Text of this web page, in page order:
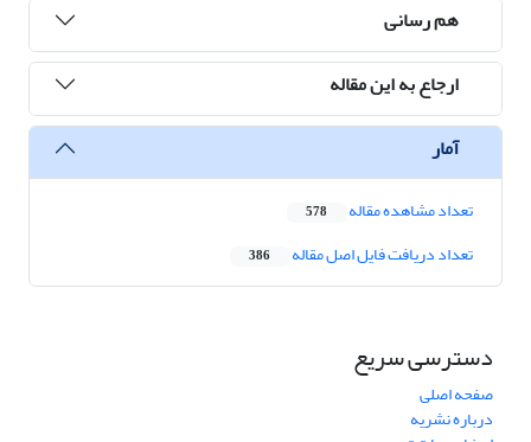
هم رسانی
ارجاع به این مقاله
آمار
تعداد مشاهده مقاله 578
تعداد دریافت فایل اصل مقاله 386
دسترسی سریع
صفحه اصلی
درباره نشریه